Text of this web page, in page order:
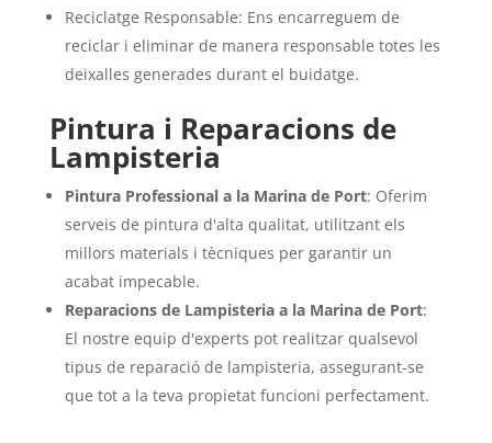
Reciclatge Responsable: Ens encarreguem de
reciclar i eliminar de manera responsable totes les
deixalles generades durant el buidatge.
Pintura i Reparacions de
Lampisteria
Pintura Professional a la Marina de Port: Oferim
serveis de pintura d'alta qualitat, utilitzant els
millors materials i tècniques per garantir un
acabat impecable.
Reparacions de Lampisteria a la Marina de Port:
El nostre equip d'experts pot realitzar qualsevol
tipus de reparació de lampisteria, assegurant-se
que tot a la teva propietat funcioni perfectament.